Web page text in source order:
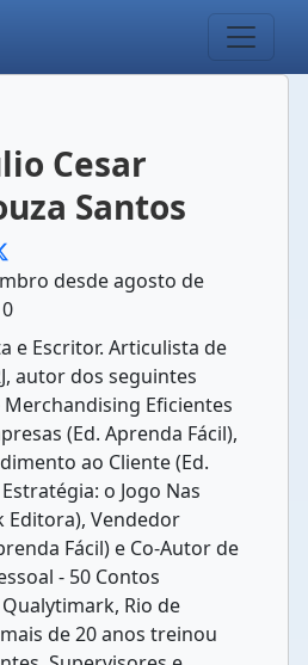
Cesar
Santos
desde agosto de
e Escritor. Articulista de
autor dos seguintes
Merchandising Eficientes
(Ed. Aprenda Fácil),
ao Cliente (Ed.
o Jogo Nas
Editora), Vendedor
Fácil) e Co-Autor de
- 50 Contos
Rio de
de 20 anos treinou